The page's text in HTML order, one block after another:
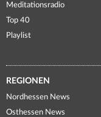
Meditationsradio
Top 40
Playlist
REGIONEN
Nordhessen News
Osthessen News